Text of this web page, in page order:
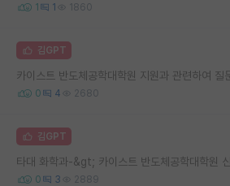
1 1 1860
김GPT
카이스트 반도체공학대학원 지원과 관련하여 질
0 4 2680
김GPT
0 3 2889